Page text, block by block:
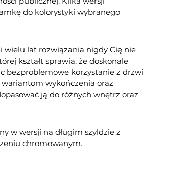
do kolorystyki wybranego
wielu lat rozwiązania nigdy Cię nie
kształt sprawia, że doskonale
bezproblemowe korzystanie z drzwi
wykończenia oraz
ją do różnych wnętrz oraz
w wersji na długim szyldzie z
chromowanym.